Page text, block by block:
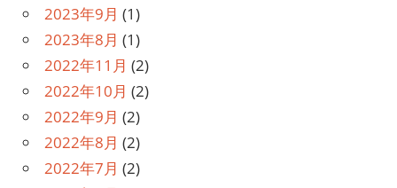
2023年9月 (1)
2023年8月 (1)
2022年11月 (2)
2022年10月 (2)
2022年9月 (2)
2022年8月 (2)
2022年7月 (2)